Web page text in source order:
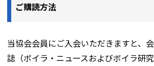
ご購読方法
当協会会員にご入会いただきますと、
誌（ボイラ・ニュースおよびボイラ研